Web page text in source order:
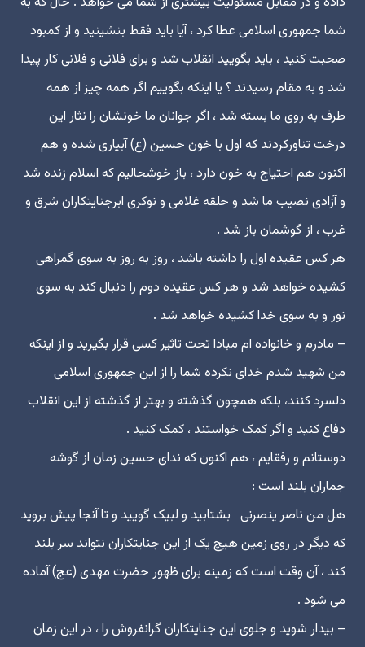
شما جمهورى اسلامى عطا کرد ، آیا باید فقط بنشینید و از کمبود
صحبت کنید ، باید بگویید انقلاب شد و براى فلانى و فلانى کار پیدا
شد و به مقام رسیدند ؟ یا اینکه بگوییم اگر همه چیز از همه
طرف به روى ما بسته شد ، اگر جوانان ما خونشان را نثار این
درخت تناورکردند که اول با خون حسین (ع) آبیارى شده و هم
اکنون هم احتیاج به خون دارد ، باز خوشحالیم که اسلام زنده شد
و آزادى نصیب ما شد و حلقه غلامى و نوکرى ابرجنایتکاران شرق و
غرب ، از گوشمان باز شد .
هر کس عقیده اول را داشته باشد ، روز به روز به سوى گمراهى
کشیده خواهد شد و هر کس عقیده دوم را دنبال کند به سوى
نور و به سوى خدا کشیده خواهد شد .
– مادرم و خانواده ام مبادا تحت تاثیر کسى قرار بگیرید و از اینکه
من شهید شدم خداى نکرده شما را از این جمهورى اسلامى
دلسرد کنند، بلکه همچون گذشته و بهتر از گذشته از این انقلاب
دفاع کنید و اگر کمک خواستند ، کمک کنید .
دوستانم و رفقایم ، هم اکنون که نداى حسین زمان از گوشه
جماران بلند است :
هل من ناصر ینصرنى ‎ ‏بشتابید و لبیک گویید و تا آنجا پیش بروید
که دیگر در روى زمین هیچ یک از این جنایتکاران نتواند سر بلند
کند ، آن وقت است که زمینه براى ظهور حضرت مهدى (عج) آماده
مى شود .
– بیدار شوید و جلوى این جنایتکاران گرانفروش را ، در این زمان